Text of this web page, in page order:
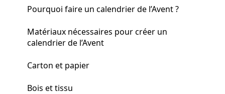
Pourquoi faire un calendrier de l’Avent ?
Matériaux nécessaires pour créer un
calendrier de l’Avent
Carton et papier
Bois et tissu